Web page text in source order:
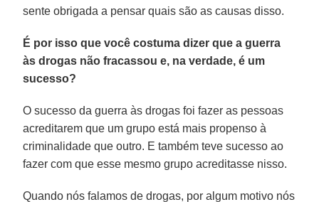
sente obrigada a pensar quais são as causas disso.
É por isso que você costuma dizer que a guerra
às drogas não fracassou e, na verdade, é um
sucesso?
O sucesso da guerra às drogas foi fazer as pessoas
acreditarem que um grupo está mais propenso à
criminalidade que outro. E também teve sucesso ao
fazer com que esse mesmo grupo acreditasse nisso.
Quando nós falamos de drogas, por algum motivo nós